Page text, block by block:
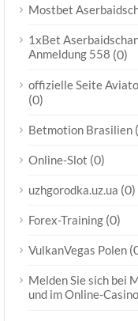
Mostbet
1xBet
Anmeldung 558 (0)
offizielle Seite
(0)
Betmotion Brasilien
Online-Slot (0)
uzhgorodka.uz.ua (0)
Forex-Training (0)
VulkanVegas Polen
Melden Sie sich bei
und im Online-